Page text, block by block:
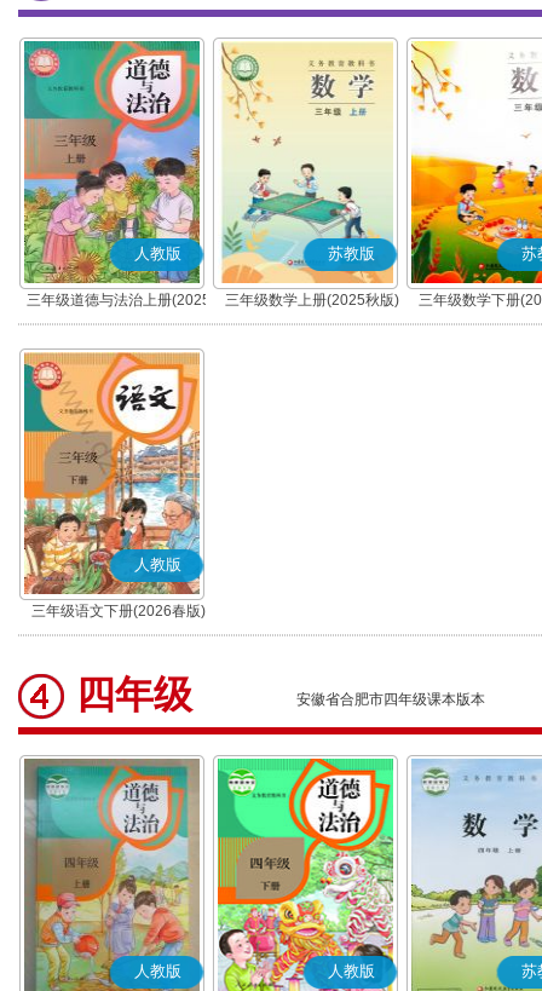
人教版
三年级道德与法治上册(2025
秋版)(部编版)
苏教版
三年级数学上册(2025秋版)
苏
三年级数学下册
人教版
三年级语文下册(2026春版)
(部编版)
四年级 安徽省合肥市四年级课本版本
人教版 人教版 苏